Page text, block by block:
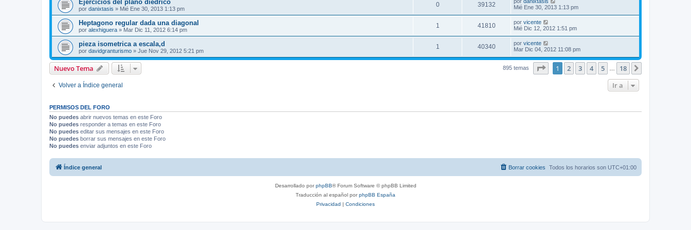
Ejercicios del plano diédrico
por danixtasis » Mié Ene 30, 2013 1:13 pm
0 39132
Mié Ene 30, 2013 1:13 pm
Heptagono regular dada una diagonal
por alexhiguera » Mar Dic 11, 2012 6:14 pm
1 41810 por vicente
Mié Dic 12, 2012 1:51 pm
pieza isometrica a escala,d
por davidgranturismo » Jue Nov 29, 2012 5:21 pm
1 40340 por vicente
Mar Dic 04, 2012 11:08 pm
Nuevo Tema 895 temas Página1 de 18
1 2 3 4 5 18
Volver a Índice general Ir a
PERMISOS DEL FORO
No puedes abrir nuevos temas en este Foro
No puedes responder a temas en este Foro
No puedes editar sus mensajes en este Foro
No puedes borrar sus mensajes en este Foro
No puedes enviar adjuntos en este Foro
Índice general Todos los horarios son UTC+01:00
Borrar cookies
Desarrollado porphpBB® Forum Software © phpBB Limited
Traducción al español porphpBB España
Privacidad | Condiciones